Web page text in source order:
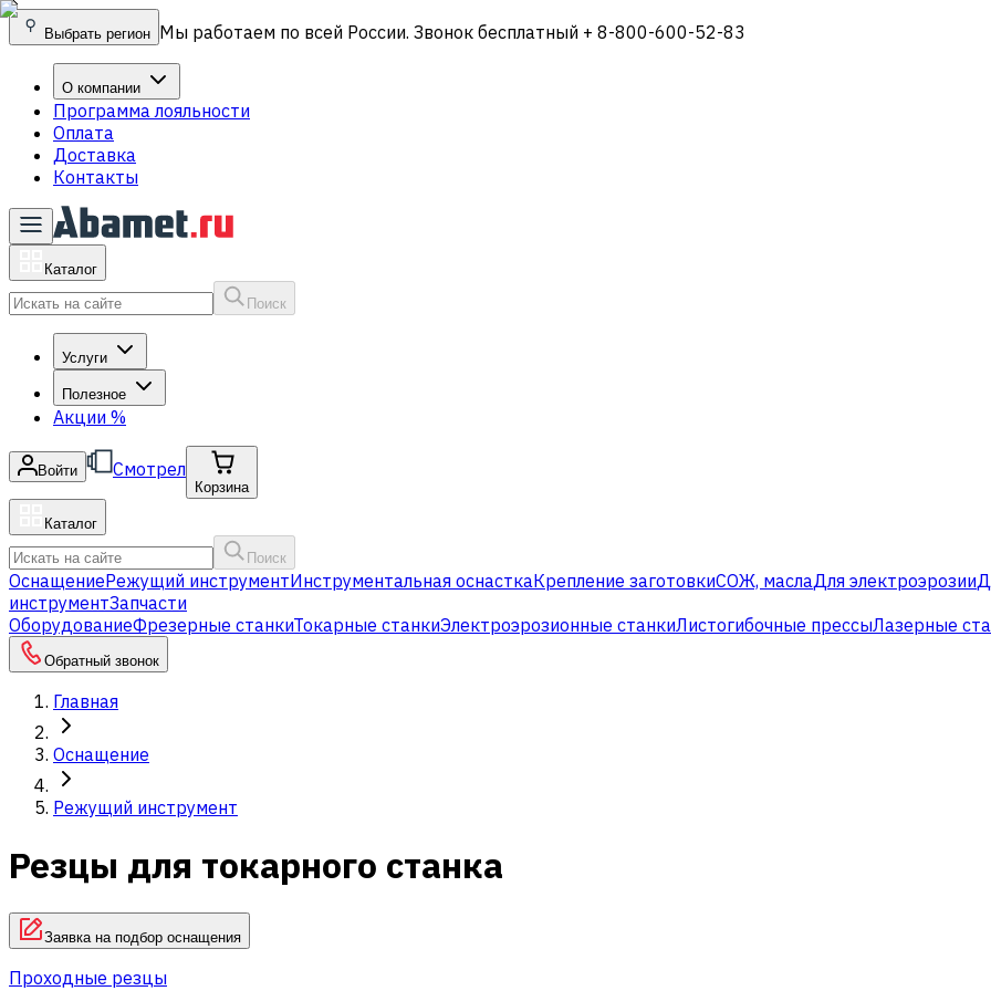
Выбрать регион Мы работаем по всей России. Звонок бесплатный + 8-800-600-52-83
О компании
Программа лояльности
Оплата
Доставка
Контакты
Каталог
Поиск
Услуги
Полезное
Акции %
Войти Смотрел
Корзина
Каталог
Поиск
ОснащениеРежущий инструментИнструментальная оснасткаКрепление заготовкиСОЖ, маслаДля электроэрозии
инструментЗапчасти
ОборудованиеФрезерные станкиТокарные станкиЭлектроэрозионные станкиЛистогибочные прессыЛазерные
Обратный звонок
Главная
Оснащение
Режущий инструмент
Резцы для токарного станка
Заявка на подбор оснащения
Проходные резцы